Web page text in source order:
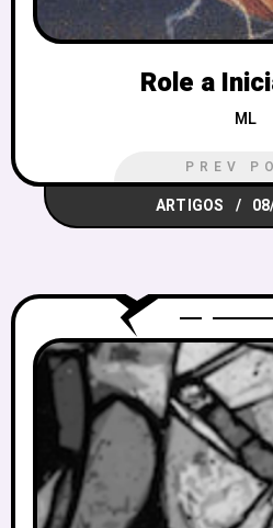
Role a
ML
PREV
ARTIGOS